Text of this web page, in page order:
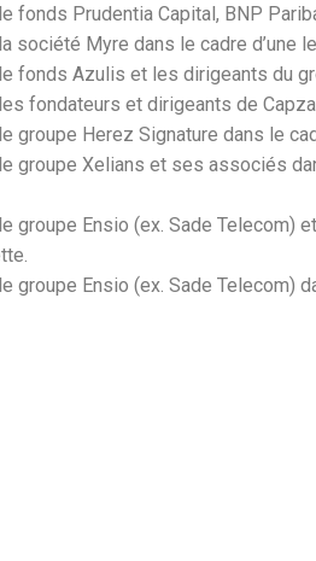
fonds Prudentia Capital, BNP
société Myre dans le cadre d’une
fonds Azulis et les dirigeants du
fondateurs et dirigeants de
groupe Herez Signature dans le
groupe Xelians et ses associés
groupe Ensio (ex. Sade
groupe Ensio (ex. Sade Telecom)